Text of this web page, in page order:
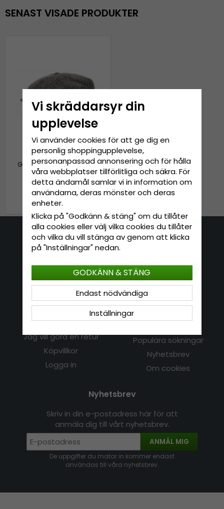
SENAST VISADE PRODUKTER
Gubbkeps / Flat cap - CTH
Ericson Alan Sr. Harris
Tweed Newsboy (svart)
959 kr1 199 kr
Kontakta oss
Tel: 031-320 22 00
Kundservice
Kontakt
Jag vill göra en retur
Köpvillkor
Logga in
Information
Populära sökningar
Nyhetsbrev
Om cookies
Nyhetsbrev
Skriv in din e-postadress här för att
anmäla dig till vårt nyhetsbrev.
ANMÄL MIG
De uppgifter du matar in kommer endast
användas till våra nyhetsbrev.
Vi skräddarsyr din
upplevelse
Vi använder cookies för att ge dig en
personlig shoppingupplevelse,
personanpassad annonsering och för hålla
våra webbplatser tillförlitliga och säkra. För
detta ändamål samlar vi in information om
användarna, deras mönster och deras
enheter.
Klicka på "Godkänn & stäng" om du tillåter
alla cookies eller välj vilka cookies du tillåter
och vilka du vill stänga av genom att klicka
på "Inställningar" nedan.
Inställningar
Endast nödvändiga
GODKÄNN & STÄNG